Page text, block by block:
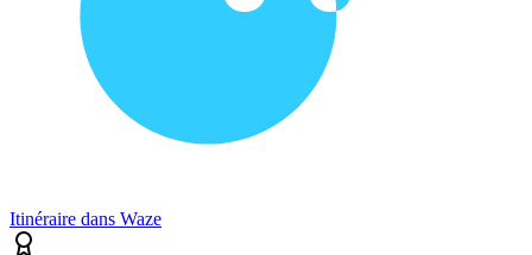
Itinéraire dans Waze